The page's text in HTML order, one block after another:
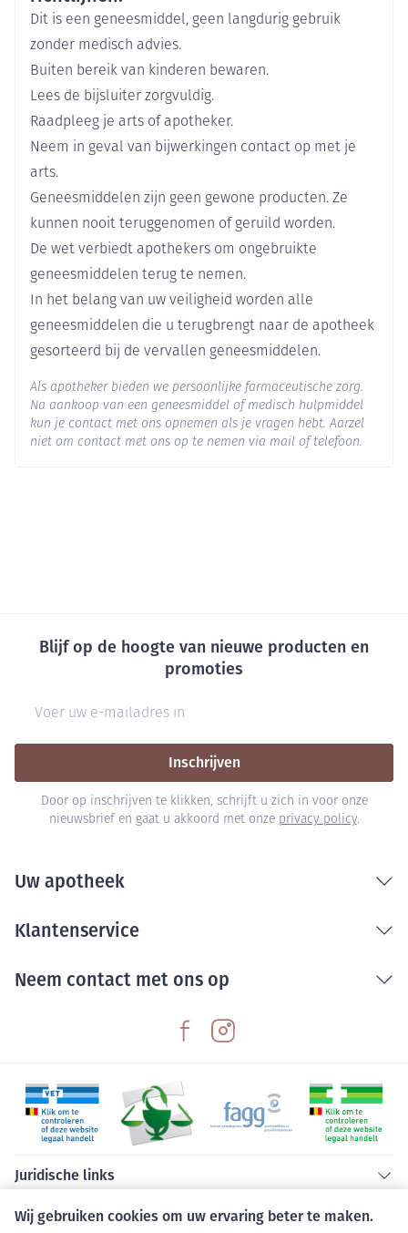
Wij gebruiken cookies om uw ervaring beter te maken.
Merken GE Healthcare
Breedte 73 mm
Lengte 129 mm
Diepte 76 mm
Hoeveelheid
1
Actieve
Ingrediënten
johexol
Behoud
Dit is een geneesmiddel, geen langdurig gebruik
zonder medisch advies.
Buiten bereik van kinderen bewaren.
Lees de bijsluiter zorgvuldig.
Raadpleeg je arts of apotheker.
Neem in geval van bijwerkingen contact op met je
arts.
Geneesmiddelen zijn geen gewone producten. Ze
kunnen nooit teruggenomen of geruild worden.
De wet verbiedt apothekers om ongebruikte
geneesmiddelen terug te nemen.
In het belang van uw veiligheid worden alle
geneesmiddelen die u terugbrengt naar de apotheek
gesorteerd bij de vervallen geneesmiddelen.
Als apotheker bieden we persoonlijke farmaceutische zorg.
Na aankoop van een geneesmiddel of medisch hulpmiddel
kun je contact met ons opnemen als je vragen hebt. Aarzel
niet om contact met ons op te nemen via mail of telefoon.
Blijf op de hoogte van nieuwe producten en
promoties
Inschrijven
Door op inschrijven te klikken, schrijft u zich in voor onze
nieuwsbrief en gaat u akkoord met onze privacy policy.
Uw apotheek
Klantenservice
Neem contact met ons op
Juridische links